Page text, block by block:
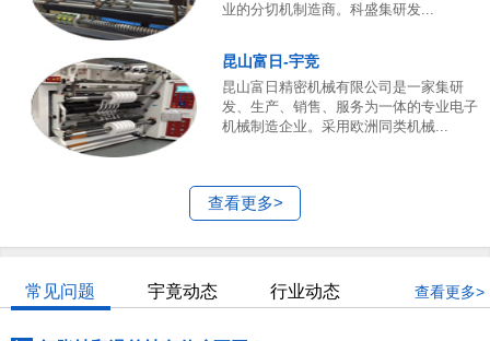
业的分切机制造商。科盛集研发...
昆山富日-宇竞
昆山富日精密机械有限公司是一家集研
发、生产、销售、服务为一体的专业电子
机械制造企业。采用欧洲同类机械...
查看更多>
常见问题 宇竟动态 行业动态 查看更多>